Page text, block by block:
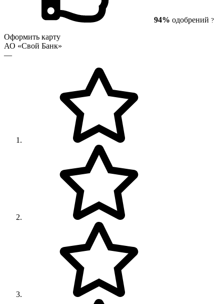
94% одобрений ?
Оформить карту
АО «Свой Банк»
—